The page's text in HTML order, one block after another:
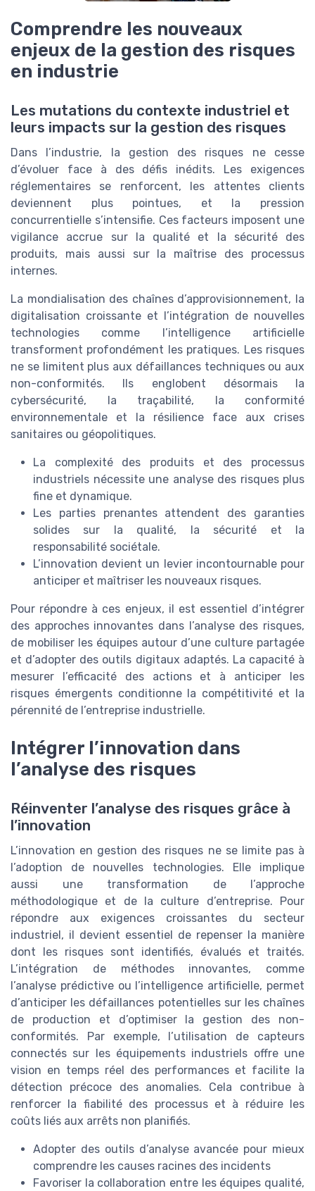
Comprendre les nouveaux
enjeux de la gestion des risques
en industrie
Les mutations du contexte industriel et
leurs impacts sur la gestion des risques
Dans l’industrie, la gestion des risques ne cesse
d’évoluer face à des défis inédits. Les exigences
réglementaires se renforcent, les attentes clients
deviennent plus pointues, et la pression
concurrentielle s’intensifie. Ces facteurs imposent une
vigilance accrue sur la qualité et la sécurité des
produits, mais aussi sur la maîtrise des processus
internes.
La mondialisation des chaînes d’approvisionnement, la
digitalisation croissante et l’intégration de nouvelles
technologies comme l’intelligence artificielle
transforment profondément les pratiques. Les risques
ne se limitent plus aux défaillances techniques ou aux
non-conformités. Ils englobent désormais la
cybersécurité, la traçabilité, la conformité
environnementale et la résilience face aux crises
sanitaires ou géopolitiques.
La complexité des produits et des processus
industriels nécessite une analyse des risques plus
fine et dynamique.
Les parties prenantes attendent des garanties
solides sur la qualité, la sécurité et la
responsabilité sociétale.
L’innovation devient un levier incontournable pour
anticiper et maîtriser les nouveaux risques.
Pour répondre à ces enjeux, il est essentiel d’intégrer
des approches innovantes dans l’analyse des risques,
de mobiliser les équipes autour d’une culture partagée
et d’adopter des outils digitaux adaptés. La capacité à
mesurer l’efficacité des actions et à anticiper les
risques émergents conditionne la compétitivité et la
pérennité de l’entreprise industrielle.
Intégrer l’innovation dans
l’analyse des risques
Réinventer l’analyse des risques grâce à
l’innovation
L’innovation en gestion des risques ne se limite pas à
l’adoption de nouvelles technologies. Elle implique
aussi une transformation de l’approche
méthodologique et de la culture d’entreprise. Pour
répondre aux exigences croissantes du secteur
industriel, il devient essentiel de repenser la manière
dont les risques sont identifiés, évalués et traités.
L’intégration de méthodes innovantes, comme
l’analyse prédictive ou l’intelligence artificielle, permet
d’anticiper les défaillances potentielles sur les chaînes
de production et d’optimiser la gestion des non-
conformités. Par exemple, l’utilisation de capteurs
connectés sur les équipements industriels offre une
vision en temps réel des performances et facilite la
détection précoce des anomalies. Cela contribue à
renforcer la fiabilité des processus et à réduire les
coûts liés aux arrêts non planifiés.
Adopter des outils d’analyse avancée pour mieux
comprendre les causes racines des incidents
Favoriser la collaboration entre les équipes qualité,